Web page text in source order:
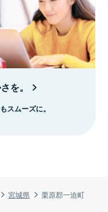
宮城県 栗原郡一迫町
を。
スムーズに。